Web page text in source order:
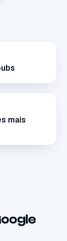
mais